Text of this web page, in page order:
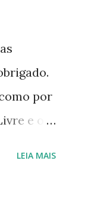
por
e o
LEIA MAIS